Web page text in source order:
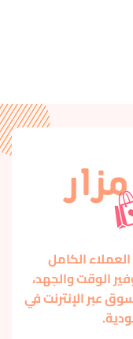
الكامل
الوقت والجهد،
عبر الإنترنت في